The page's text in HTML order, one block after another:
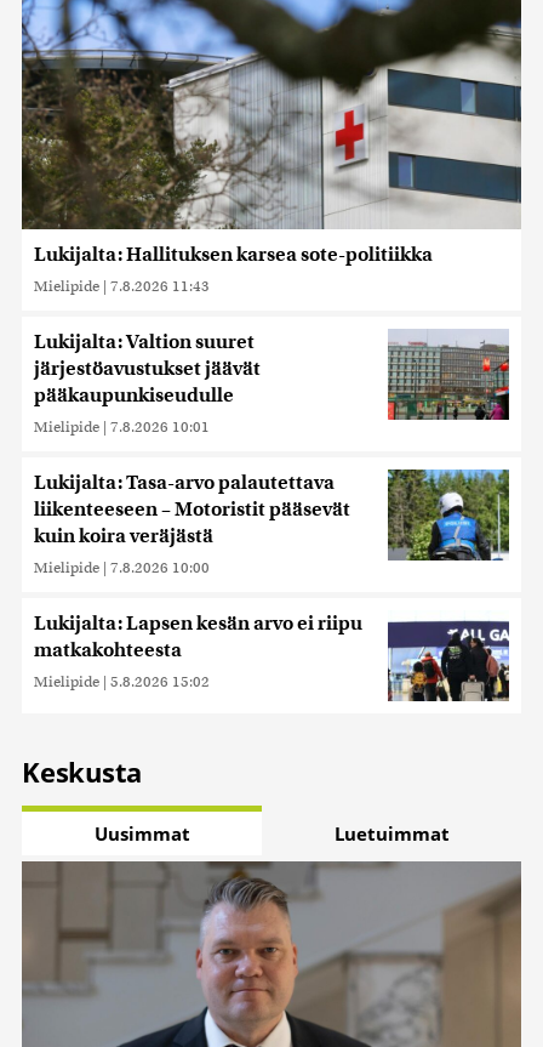
Lukijalta: Hallituksen karsea sote-politiikka
Mielipide | 7.8.2026 11:43
Lukijalta: Valtion suuret
järjestöavustukset jäävät
pääkaupunkiseudulle
Mielipide | 7.8.2026 10:01
Lukijalta: Tasa-arvo palautettava
liikenteeseen – Motoristit pääsevät
kuin koira veräjästä
Mielipide | 7.8.2026 10:00
Lukijalta: Lapsen kesän arvo ei riipu
matkakohteesta
Mielipide | 5.8.2026 15:02
Keskusta
Uusimmat Luetuimmat